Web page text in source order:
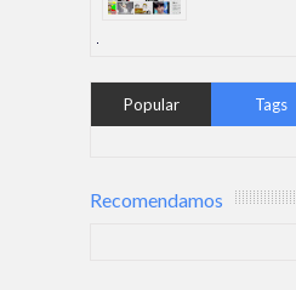
Popular Tags
Recomendamos